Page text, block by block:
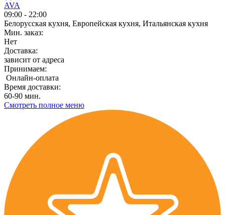
AVA
09:00 - 22:00
Белорусская кухня, Европейская кухня, Итальянская кухня
Мин. заказ:
Нет
Доставка:
зависит от адреса
Принимаем:
Онлайн-оплата
Время доставки:
60-90 мин.
Смотреть полное меню